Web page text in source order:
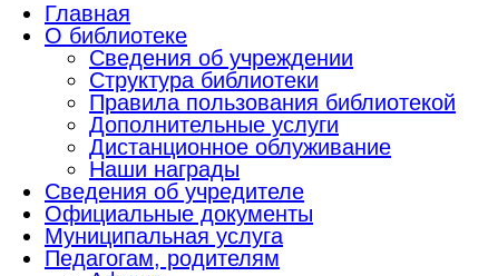
Главная
О библиотеке
Сведения об учреждении
Структура библиотеки
Правила пользования библиотекой
Дополнительные услуги
Дистанционное облуживание
Наши награды
Сведения об учредителе
Официальные документы
Муниципальная услуга
Педагогам, родителям